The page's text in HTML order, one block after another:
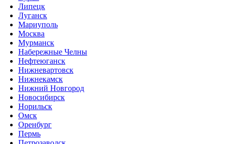
Липецк
Луганск
Мариуполь
Москва
Мурманск
Набережные Челны
Нефтеюганск
Нижневартовск
Нижнекамск
Нижний Новгород
Новосибирск
Норильск
Омск
Оренбург
Пермь